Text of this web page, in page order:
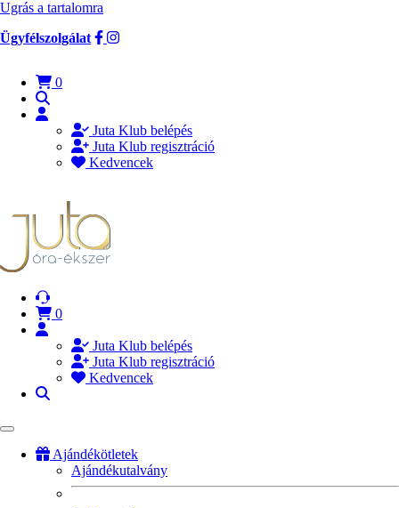
Ugrás a tartalomra
Ügyfélszolgálat
0
Juta Klub belépés
Juta Klub regisztráció
Kedvencek
0
Juta Klub belépés
Juta Klub regisztráció
Kedvencek
Ajándékötletek
Ajándékutalvány